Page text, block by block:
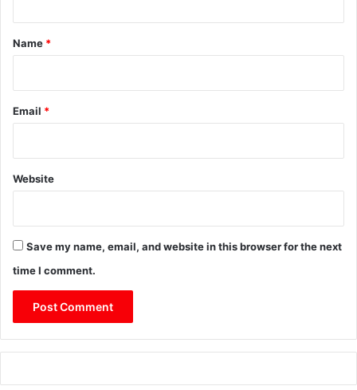
*
Name *
Email *
Website
Save my name, email, and website in this browser for the next
time I comment.